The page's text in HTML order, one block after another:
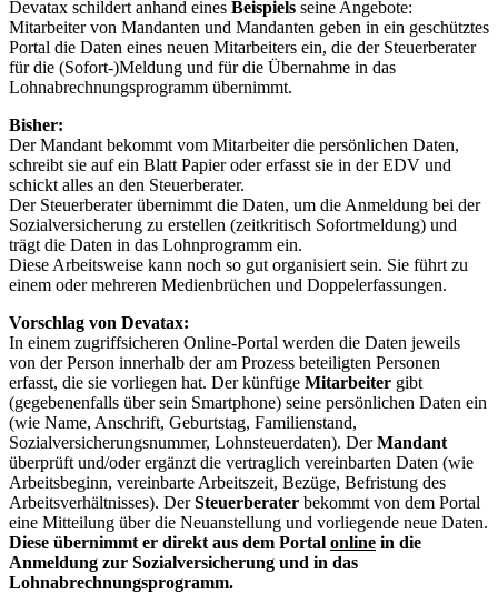
Devatax schildert anhand eines Beispiels seine Angebote:
Mitarbeiter von Mandanten und Mandanten geben in ein geschütztes
Portal die Daten eines neuen Mitarbeiters ein, die der Steuerberater
für die (Sofort-)Meldung und für die Übernahme in das
Lohnabrechnungsprogramm übernimmt.
Bisher:
Der Mandant bekommt vom Mitarbeiter die persönlichen Daten,
schreibt sie auf ein Blatt Papier oder erfasst sie in der EDV und
schickt alles an den Steuerberater.
Der Steuerberater übernimmt die Daten, um die Anmeldung bei der
Sozialversicherung zu erstellen (zeitkritisch Sofortmeldung) und
trägt die Daten in das Lohnprogramm ein.
Diese Arbeitsweise kann noch so gut organisiert sein. Sie führt zu
einem oder mehreren Medienbrüchen und Doppelerfassungen.
Vorschlag von Devatax:
In einem zugriffsicheren Online-Portal werden die Daten jeweils
von der Person innerhalb der am Prozess beteiligten Personen
erfasst, die sie vorliegen hat. Der künftige Mitarbeiter gibt
(gegebenenfalls über sein Smartphone) seine persönlichen Daten ein
(wie Name, Anschrift, Geburtstag, Familienstand,
Sozialversicherungsnummer, Lohnsteuerdaten). DerMandant
überprüft und/oder ergänzt die vertraglich vereinbarten Daten (wie
Arbeitsbeginn, vereinbarte Arbeitszeit, Bezüge, Befristung des
Arbeitsverhältnisses). DerSteuerberater bekommt von dem Portal
eine Mitteilung über die Neuanstellung und vorliegende neue Daten.
Diese übernimmt er direkt aus dem Portal online in die
Anmeldung zur Sozialversicherung und in das
Lohnabrechnungsprogramm.